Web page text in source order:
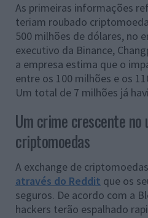
As primeiras informações
teriam roubado
500 milhões de dólares, no
executivo da Binance,
a empresa estima que o
entre os 100 milhões e os
Um total de 7 milhões já
Um crime crescente no
criptomoedas
A exchange de
através do Reddit que os
seguros. De acordo com a
hackers terão espalhado